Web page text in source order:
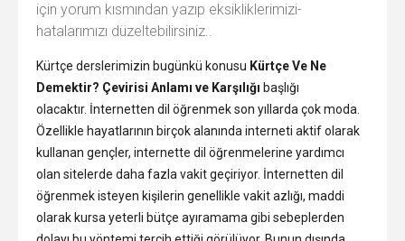
için yorum kısmından yazıp eksikliklerimizi-
hatalarımızı düzeltebilirsiniz..
Kürtçe derslerimizin bugünkü konusu Kürtçe Ve Ne
Demektir? Çevirisi Anlamı ve Karşılığı başlığı
olacaktır. İnternetten dil öğrenmek son yıllarda çok moda.
Özellikle hayatlarının birçok alanında interneti aktif olarak
kullanan gençler, internette dil öğrenmelerine yardımcı
olan sitelerde daha fazla vakit geçiriyor. İnternetten dil
öğrenmek isteyen kişilerin genellikle vakit azlığı, maddi
olarak kursa yeterli bütçe ayıramama gibi sebeplerden